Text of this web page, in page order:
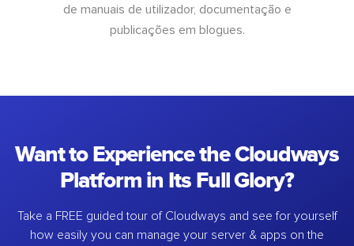
de manuais de utilizador, documentação e
publicações em blogues.
Want to Experience the Cloudways
Platform in Its Full Glory?
Take a FREE guided tour of Cloudways and see for yourself
how easily you can manage your server & apps on the